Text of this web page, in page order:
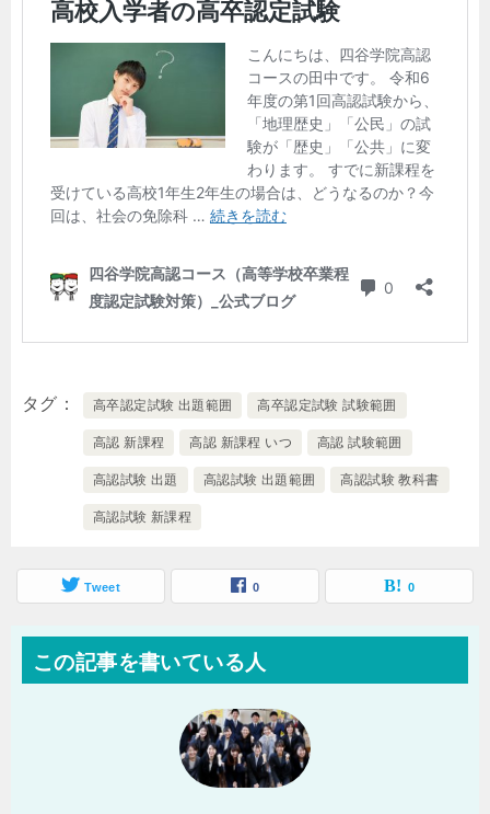
タグ 高卒認定試験 出題範囲 高卒認定試験 試験範囲
高認 新課程 高認 新課程 いつ 高認 試験範囲
高認試験 出題 高認試験 出題範囲 高認試験 教科書
高認試験 新課程
Tweet 0 0
この記事を書いている人